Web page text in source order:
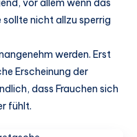
vor allem wenn das
sollte nicht allzu sperrig
werden. Erst
Erscheinung der
dass Frauchen sich
fühlt.